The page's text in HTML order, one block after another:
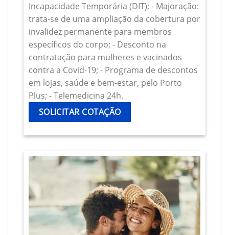
Incapacidade Temporária (DIT); - Majoração:
trata-se de uma ampliação da cobertura por
invalidez permanente para membros
específicos do corpo; - Desconto na
contratação para mulheres e vacinados
contra a Covid-19; - Programa de descontos
em lojas, saúde e bem-estar, pelo Porto
Plus; - Telemedicina 24h.
SOLICITAR COTAÇÃO